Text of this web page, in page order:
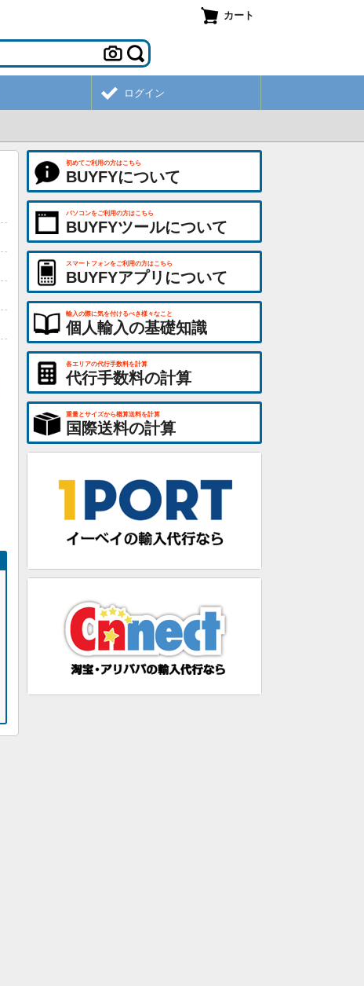
カート
ログイン
初めてご利用の方はこちら
BUYFYについて
パソコンをご利用の方はこちら
BUYFYツールについて
スマートフォンをご利用の方はこちら
BUYFYアプリについて
輸入の際に気を付けるべき様々なこと
個人輸入の基礎知識
各エリアの代行手数料を計算
代行手数料の計算
重量とサイズから概算送料を計算
国際送料の計算